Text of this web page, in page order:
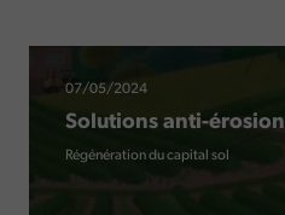
07/05/2024
Solutions anti-érosion
Régénération du capital sol